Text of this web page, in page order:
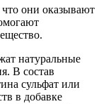
они оказывают
натуральные
В состав
сульфат или
в добавке